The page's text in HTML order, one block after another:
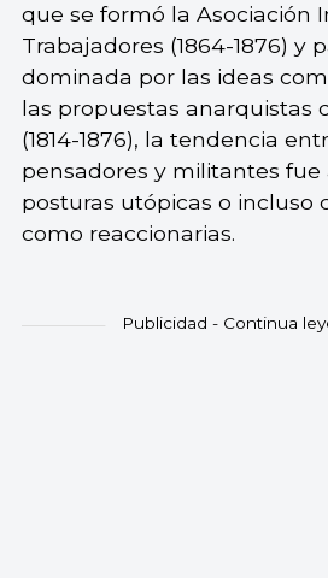
que se formó la Asociación
Trabajadores (1864-1876) y
dominada por las ideas
las propuestas anarquistas
(1814-1876), la tendencia
pensadores y militantes fue
posturas utópicas o incluso
como reaccionarias.